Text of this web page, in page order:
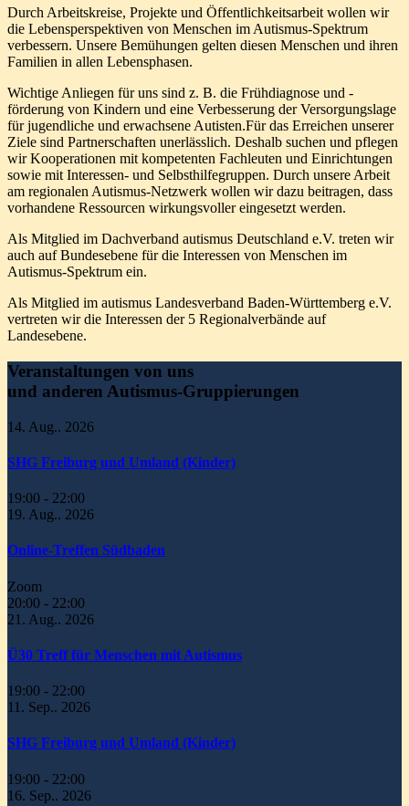
Durch Arbeitskreise, Projekte und Öffentlichkeitsarbeit wollen wir
die Lebensperspektiven von Menschen im Autismus-Spektrum
verbessern. Unsere Bemühungen gelten diesen Menschen und ihren
Familien in allen Lebensphasen.
Wichtige Anliegen für uns sind z. B. die Frühdiagnose und -
förderung von Kindern und eine Verbesserung der Versorgungslage
für jugendliche und erwachsene Autisten.Für das Erreichen unserer
Ziele sind Partnerschaften unerlässlich. Deshalb suchen und pflegen
wir Kooperationen mit kompetenten Fachleuten und Einrichtungen
sowie mit Interessen- und Selbsthilfegruppen. Durch unsere Arbeit
am regionalen Autismus-Netzwerk wollen wir dazu beitragen, dass
vorhandene Ressourcen wirkungsvoller eingesetzt werden.
Als Mitglied im Dachverband autismus Deutschland e.V. treten wir
auch auf Bundesebene für die Interessen von Menschen im
Autismus-Spektrum ein.
Als Mitglied im autismus Landesverband Baden-Württemberg e.V.
vertreten wir die Interessen der 5 Regionalverbände auf
Landesebene.
Veranstaltungen von uns
und anderen Autismus-Gruppierungen
14. Aug.. 2026
SHG Freiburg und Umland (Kinder)
19:00 - 22:00
19. Aug.. 2026
Online-Treffen Südbaden
Zoom
20:00 - 22:00
21. Aug.. 2026
Ü30 Treff für Menschen mit Autismus
19:00 - 22:00
11. Sep.. 2026
SHG Freiburg und Umland (Kinder)
19:00 - 22:00
16. Sep.. 2026